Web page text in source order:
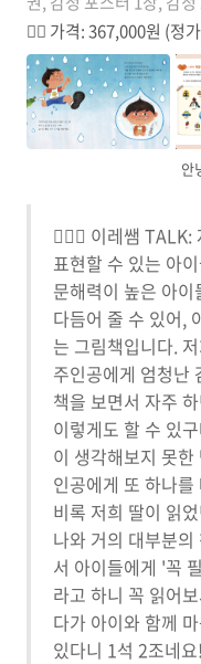
✌🏼 가격: 367,000원 (정
안
🙋🏻‍♀️ 이레쌤
표현할 수 있는 아
문해력이 높은 아
다듬어 줄 수 있어,
는 그림책입니다.
주인공에게 엄청난
책을 보면서 자주
이렇게도 할 수 있
이 생각해보지 못
인공에게 또 하나
비록 저희 딸이 읽
나와 거의 대부분
서 아이들에게 '꼭
라고 하니 꼭 읽어
다가 아이와 함께
있다니 1석 2조네요!